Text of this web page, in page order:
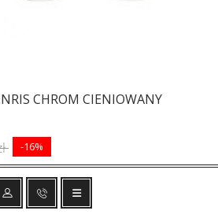
CHROM CIENIOWANY
-16%